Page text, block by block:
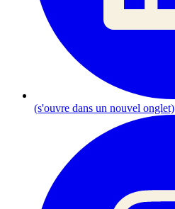
(s'ouvre dans un nouvel onglet)